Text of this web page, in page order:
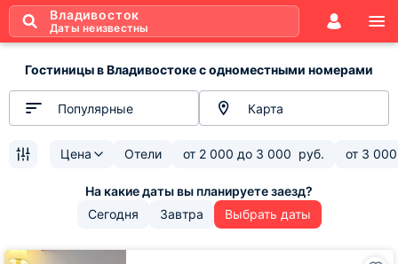
Владивосток
Даты неизвестны
Гостиницы в Владивостоке с одноместными номерами
Популярные Карта
Цена Отели от 2 000 до 3 000 руб. от 3 000
Сегодня Завтра Выбрать даты
Гостиница